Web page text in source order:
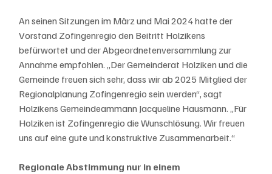
An seinen Sitzungen im März und Mai 2024 hatte der
Vorstand Zofingenregio den Beitritt Holzikens
befürwortet und der Abgeordnetenversammlung zur
Annahme empfohlen. „Der Gemeinderat Holziken und die
Gemeinde freuen sich sehr, dass wir ab 2025 Mitglied der
Regionalplanung Zofingenregio sein werden“, sagt
Holzikens Gemeindeammann Jacqueline Hausmann. „Für
Holziken ist Zofingenregio die Wunschlösung. Wir freuen
uns auf eine gute und konstruktive Zusammenarbeit.“
Regionale Abstimmung nur in einem